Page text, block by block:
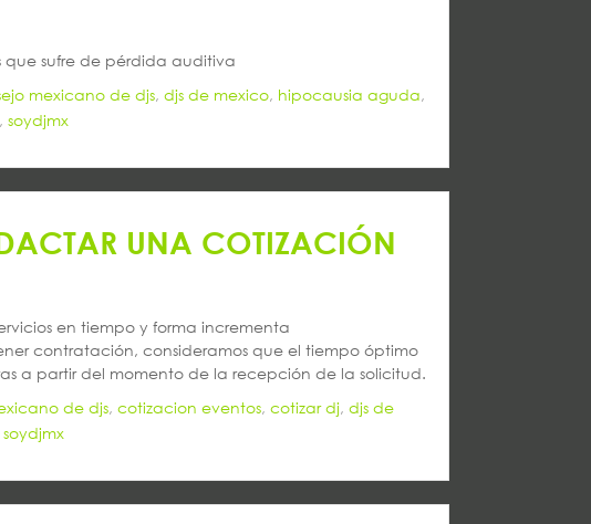
que sufre de pérdida auditiva
mexicano de djs, djs de mexico, hipocausia aguda,
, soydjmx
UNA COTIZACIÓN
en tiempo y forma incrementa
contratación, consideramos que el tiempo óptimo
a partir del momento de la recepción de la solicitud.
de djs, cotizacion eventos, cotizar dj, djs de
soydjmx